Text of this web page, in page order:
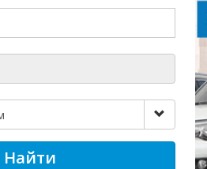
Найти